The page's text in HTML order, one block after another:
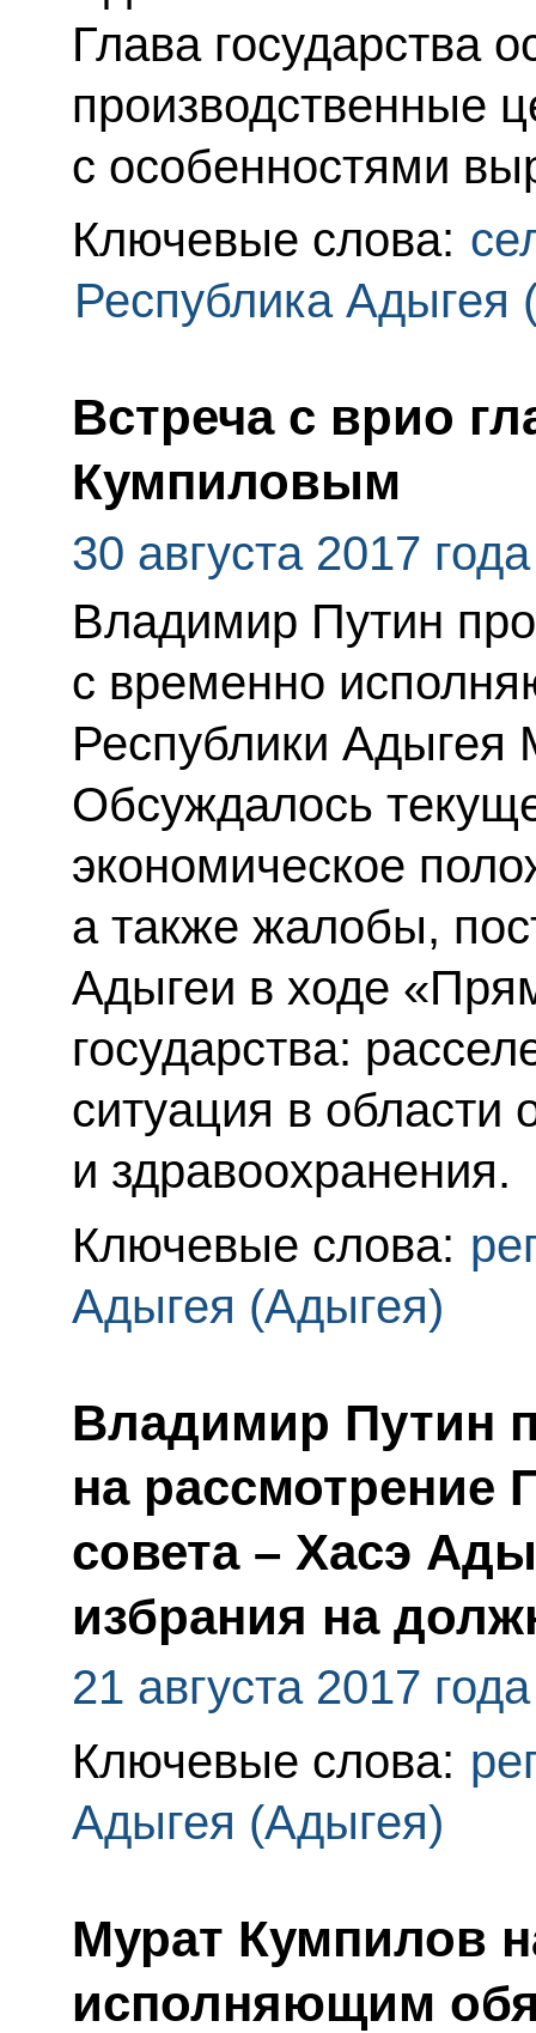
Глава государства
производственные
с особенностями
Ключевые слова:
Республика Адыгея
Встреча с врио
Кумпиловым
30 августа 2017 года
Владимир Путин
с временно
Республики
Обсуждалось
экономическое
а также жалобы,
Адыгеи в ходе
государства:
ситуация в области
и здравоохранения.
Ключевые слова:
Адыгея (Адыгея)
Владимир Путин
на рассмотрение
совета – Хасэ
избрания на
21 августа 2017 года
Ключевые слова:
Адыгея (Адыгея)
Мурат Кумпилов
исполняющим